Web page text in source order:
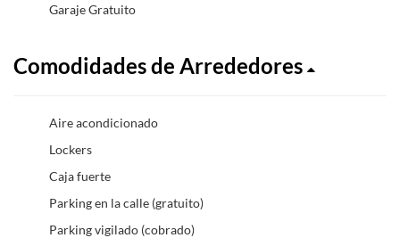
Garaje Gratuito
Comodidades de Arrededores
Aire acondicionado
Lockers
Caja fuerte
Parking en la calle (gratuito)
Parking vigilado (cobrado)